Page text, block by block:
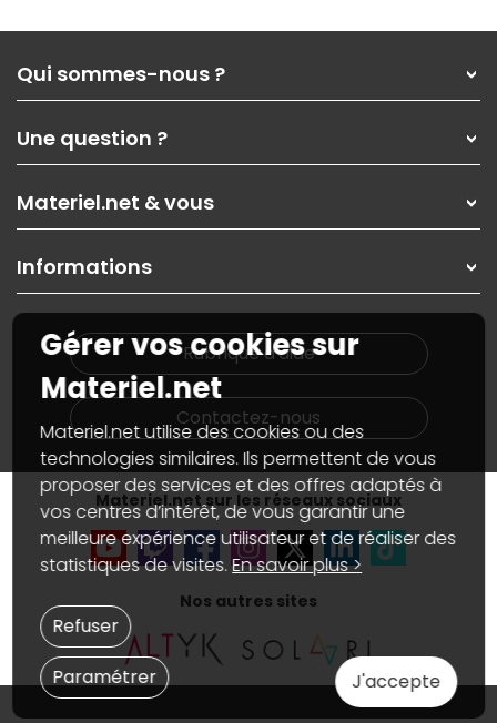
Qui sommes-nous ?
Nos services
Les magasins Materiel.net
Nos solutions pour les pros
Contactez-nous
Une question ?
Paiement, livraison
Garanties,Pack Zen
SAV, demander un retour
Informations
Materiel.net & vous
On rachète votre carte graphique
PC sur mesure : Votre RDV personnalisé
Notre démarche écologique
Materiel.net recrute
Notre programme d'affiliation
Partenariat & Sponsoring
Informations
Plan du site
Nos marques
Conditions générales de vente
Marketplace
Informations légales
Données personnellesetcookies
Gérer vos cookies
Accessibilité : non conforme
Rubrique d'aide
Contactez-nous
Materiel.net sur les réseaux sociaux
Nos autres sites
Gérer vos cookies sur
Materiel.net
Materiel.net utilise des cookies ou des
technologies similaires. Ils permettent de vous
proposer des services et des offres adaptés à
vos centres d’intérêt, de vous garantir une
meilleure expérience utilisateur et de réaliser des
statistiques de visites.En savoir plus >
J'accepte
Paramétrer
Refuser